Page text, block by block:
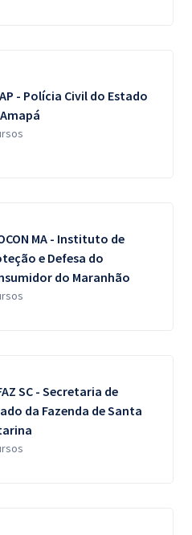
AP - Polícia Civil do Estado
MA - Instituto de
e Defesa do
do Maranhão
SC - Secretaria de
da Fazenda de Santa